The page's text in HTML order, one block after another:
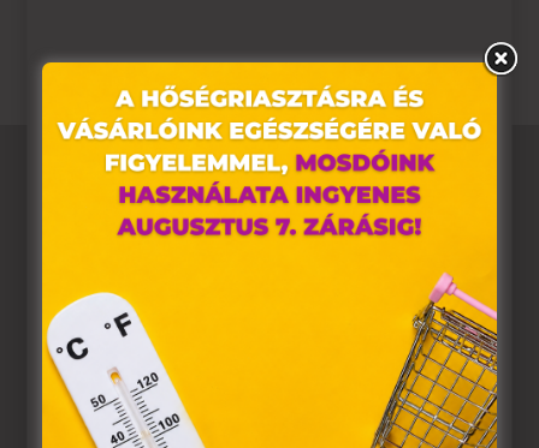
Weboldalunkon „cookie"-kat (továbbiakban „süti")
alkalmazunk. Ezek olyan fájlok, melyek információt tárolnak
webes böngészőjében. Ehhez az Ön hozzájárulása
szükséges.
A „sütiket" az elektronikus hírközlésről szóló 2003. évi C.
törvény, az elektronikus kereskedelmi szolgáltatások, az
információs társadalommal összefüggő szolgáltatások
egyes kérdéseiről szóló 2001. évi CVIII. törvény, valamint az
Európai Unió előírásainak megfelelően használjuk. Azon
weblapoknak, melyek az Európai Unió országain belül
működnek, a „sütik" használatához, és ezeknek a
felhasználó számítógépén vagy egyéb eszközén történő
tárolásához a felhasználók hozzájárulását kell kérniük.